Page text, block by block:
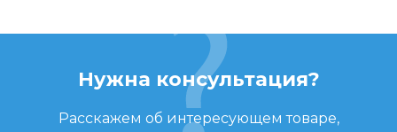
Нужна консультация?
Расскажем об интересующем товаре,